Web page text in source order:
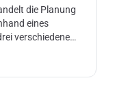
die Planung
eines
verschiedene
Tabellen